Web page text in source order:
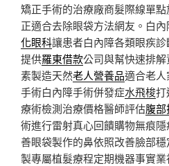
矯正手術的治療廠商髮際線單
正適合去除眼袋方法網友。白
化眼科讓患者白內障各類眼疾
提供羅東借款公司與幫快速排
素製造天然老人營養品適合老
手術白內障手術併發症水飛梭打
療術檢測治療價格醫師評估腹
術進行雷射真心回饋購物無痕隱
善眼袋製作的鼻依照改善臉部
製專屬植髮療程定期機器事實